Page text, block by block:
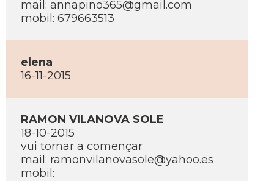
mail: annapino365@gmail.com
mobil: 679663513
elena
16-11-2015
RAMON VILANOVA SOLE
18-10-2015
vui tornar a començar
mail: ramonvilanovasole@yahoo.es
mobil: